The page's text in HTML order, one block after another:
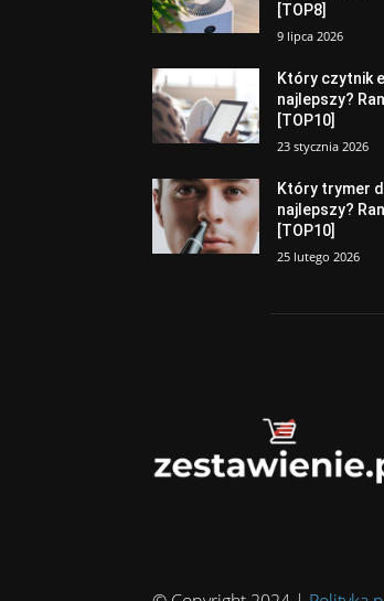
[TOP8]
9 lipca 2026
Który czytnik
najlepszy?
[TOP10]
23 stycznia 2026
Który trymer
najlepszy?
[TOP10]
25 lutego 2026